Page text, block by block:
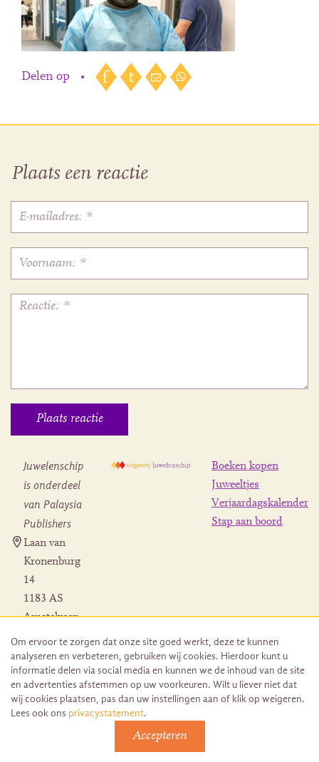
Delen op •
Plaats een reactie
Juwelenschip
is onderdeel
van Palaysia
Publishers
Laan van
Kronenburg
14
1183 AS
Amstelveen
Herroeping
bestelling
Boeken kopen
Juweeltjes
Verjaardagskalender
Stap aan boord
© 2026 Uitgeverij Juwelenschip. Duurzaam ontwikkeld door
Go2People
Om ervoor te zorgen dat onze site goed werkt, deze te kunnen
analyseren en verbeteren, gebruiken wij cookies. Hierdoor kunt u
informatie delen via social media en kunnen we de inhoud van de site
en advertenties afstemmen op uw voorkeuren. Wilt u liever niet dat
wij cookies plaatsen, pas dan uw instellingen aan of klik op weigeren.
Lees ook ons privacystatement.
Accepteren